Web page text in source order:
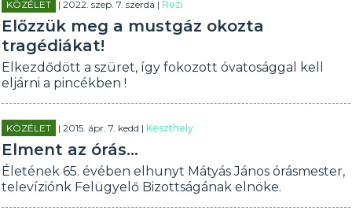
KÖZÉLET | 2022. szep. 7. szerda |Rezi
Előzzük meg a mustgáz okozta
tragédiákat!
Elkezdődött a szüret, így fokozott óvatosággal kell
eljárni a pincékben !
KÖZÉLET | 2015. ápr. 7. kedd |Keszthely
Elment az órás...
Életének 65. évében elhunyt Mátyás János órásmester,
televíziónk Felügyelő Bizottságának elnöke.